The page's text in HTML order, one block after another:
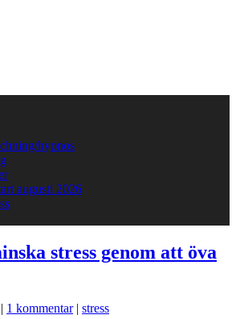
hypnos
augusti 2026
stress genom att öva
| 1 kommentar| stress